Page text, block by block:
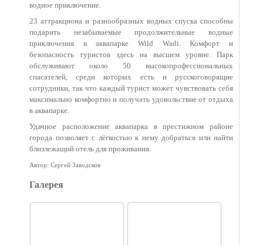
водное приключение.
23 аттракциона и разнообразных водных спуска способны
подарить незабываемые продолжительные водные
приключения в аквапарке Wild Wadi. Комфорт и
безопасность туристов здесь на высшем уровне. Парк
обслуживают около 50 высокопрофессиональных
спасателей, среди которых есть и русскоговорящие
сотрудники, так что каждый турист может чувствовать себя
максимально комфортно и получать удовольствие от отдыха
в аквапарке.
Удачное расположение аквапарка в престижном районе
города позволяет с лёгкостью к нему добраться или найти
близлежащий отель для проживания.
Автор: Сергей Заводсков
Галерея